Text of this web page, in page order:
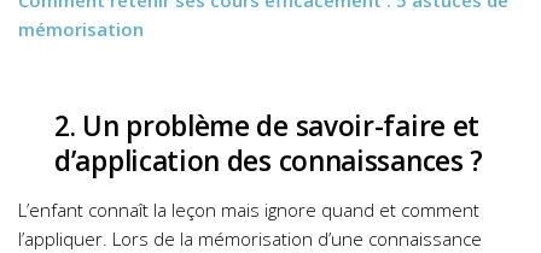
mémorisation
2. Un problème de savoir-faire et
d’application des connaissances ?
L’enfant connaît la leçon mais ignore quand et comment
l’appliquer. Lors de la mémorisation d’une connaissance